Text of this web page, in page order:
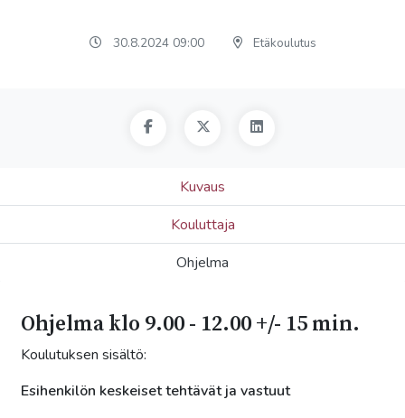
30.8.2024 09:00 Etäkoulutus
Kuvaus
Kouluttaja
Ohjelma
Ohjelma klo 9.00 - 12.00 +/- 15 min.
Koulutuksen sisältö:
Esihenkilön keskeiset tehtävät ja vastuut